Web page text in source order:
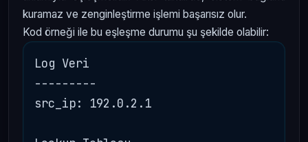
kuramaz ve zenginleştirme işlemi başarısız olur.
Kod örneği ile bu eşleşme durumu şu şekilde olabilir:
Log Veri
---------
src_ip: 192.0.2.1